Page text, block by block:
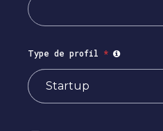
Type de profil *